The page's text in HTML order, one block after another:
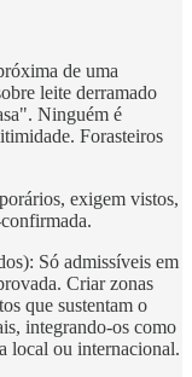
de uma
leite derramado
Ninguém é
Forasteiros
exigem vistos,
Só admissíveis em
Criar zonas
que sustentam o
integrando-os como
local ou internacional.